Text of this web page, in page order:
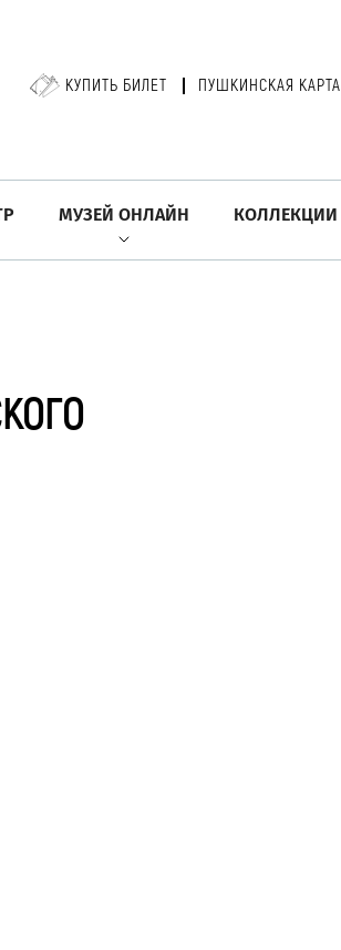
КУПИТЬ БИЛЕТ ПУШКИНСКАЯ КАРТА
МУЗЕЙ ОНЛАЙН КОЛЛЕКЦИИ